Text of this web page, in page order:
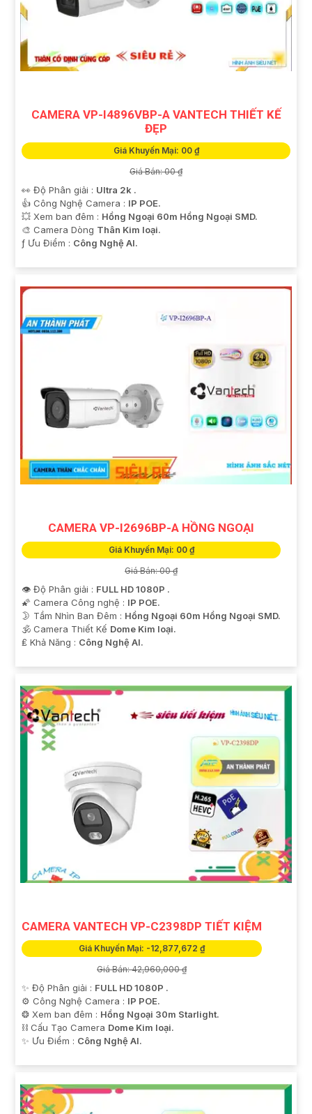
CAMERA VP-I4896VBP-A VANTECH THIẾT KẾ
ĐẸP
Giá Khuyến Mại: 00 ₫
Giá Bán: 00 ₫
👀 Độ Phân giải : Ultra 2k .
👍 Công Nghệ Camera : IP POE.
💥 Xem ban đêm : Hồng Ngoại 60m Hồng Ngoại SMD.
🎨 Camera Dòng Thân Kim loại.
️ƒ Ưu Điểm : Công Nghệ AI.
CAMERA VP-I2696BP-A HỒNG NGOẠI
Giá Khuyến Mại: 00 ₫
Giá Bán: 00 ₫
👁 Độ Phân giải : FULL HD 1080P .
🌠 Camera Công nghệ : IP POE.
🌛 Tầm Nhìn Ban Đêm : Hồng Ngoại 60m Hồng Ngoại SMD.
🕉️ Camera Thiết Kế Dome Kim loại.
️₤ Khả Năng : Công Nghệ AI.
CAMERA VANTECH VP-C2398DP TIẾT KIỆM
Giá Khuyến Mại: -12,877,672 ₫
Giá Bán: 42,960,000 ₫
✨ Độ Phân giải : FULL HD 1080P .
⚙ Công Nghệ Camera : IP POE.
❂ Xem ban đêm : Hồng Ngoại 30m Starlight.
⛓ Cấu Tạo Camera Dome Kim loại.
️✨ Ưu Điểm : Công Nghệ AI.